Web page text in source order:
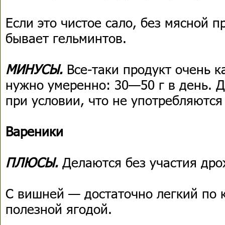
Если это чистое сало, без мясной
бывает гельминтов.
МИНУСЫ. Все-таки продукт очень
нужно умеренно: 30—50 г в день.
при условии, что не
Вареники
ПЛЮСЫ. Делаются без участия
С вишней — достаточно легкий по
полезной ягодой.